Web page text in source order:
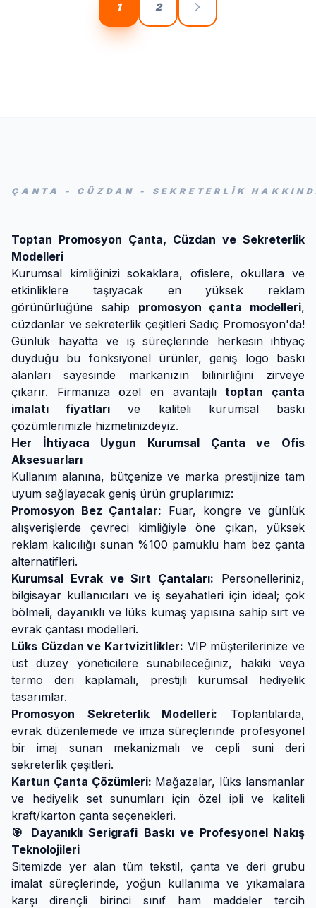
1 2
ÇANTA - CÜZDAN - SEKRETERLIK
Toptan Promosyon Çanta, Cüzdan ve Sekreterlik
Modelleri
Kurumsal kimliğinizi sokaklara, ofislere, okullara ve
etkinliklere taşıyacak en yüksek reklam
görünürlüğüne sahip promosyon çanta modelleri,
cüzdanlar ve sekreterlik çeşitleri Sadıç Promosyon'da!
Günlük hayatta ve iş süreçlerinde herkesin ihtiyaç
duyduğu bu fonksiyonel ürünler, geniş logo baskı
alanları sayesinde markanızın bilinirliğini zirveye
çıkarır. Firmanıza özel en avantajlıtoptan çanta
imalatı fiyatları ve kaliteli kurumsal baskı
çözümlerimizle hizmetinizdeyiz.
Her İhtiyaca Uygun Kurumsal Çanta ve Ofis
Aksesuarları
Kullanım alanına, bütçenize ve marka prestijinize tam
uyum sağlayacak geniş ürün gruplarımız:
Promosyon Bez Çantalar: Fuar, kongre ve günlük
alışverişlerde çevreci kimliğiyle öne çıkan, yüksek
reklam kalıcılığı sunan %100 pamuklu ham bez çanta
alternatifleri.
Kurumsal Evrak ve Sırt Çantaları: Personelleriniz,
bilgisayar kullanıcıları ve iş seyahatleri için ideal; çok
bölmeli, dayanıklı ve lüks kumaş yapısına sahip sırt ve
evrak çantası modelleri.
Lüks Cüzdan ve Kartvizitlikler: VIP müşterilerinize ve
üst düzey yöneticilere sunabileceğiniz, hakiki veya
termo deri kaplamalı, prestijli kurumsal hediyelik
tasarımlar.
Promosyon Sekreterlik Modelleri: Toplantılarda,
evrak düzenlemede ve imza süreçlerinde profesyonel
bir imaj sunan mekanizmalı ve cepli suni deri
sekreterlik çeşitleri.
Kartun Çanta Çözümleri: Mağazalar, lüks lansmanlar
ve hediyelik set sunumları için özel ipli ve kaliteli
kraft/karton çanta seçenekleri.
🎯 Dayanıklı Serigrafi Baskı ve Profesyonel Nakış
Teknolojileri
Sitemizde yer alan tüm tekstil, çanta ve deri grubu
imalat süreçlerinde, yoğun kullanıma ve yıkamalara
karşı dirençli birinci sınıf ham maddeler tercih